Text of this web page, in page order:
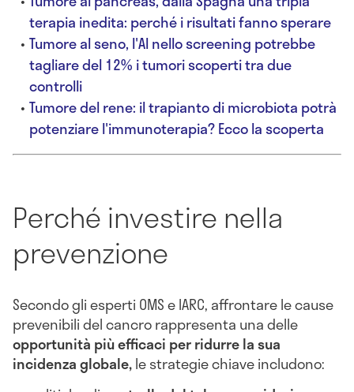
terapia inedita: perché i risultati fanno sperare
Tumore al seno, l'AI nello screening potrebbe
tagliare del 12% i tumori scoperti tra due
controlli
Tumore del rene: il trapianto di microbiota potrà
potenziare l'immunoterapia? Ecco la scoperta
Perché investire nella
prevenzione
Secondo gli esperti OMS e IARC, affrontare le cause
prevenibili del cancro rappresenta una delle
opportunità più efficaci per ridurre la sua
incidenza globale,le strategie chiave includono: